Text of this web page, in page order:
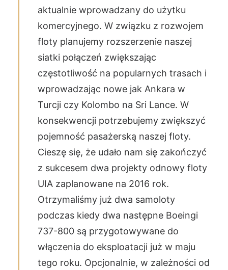
aktualnie wprowadzany do użytku
komercyjnego. W związku z rozwojem
floty planujemy rozszerzenie naszej
siatki połączeń zwiększając
częstotliwość na popularnych trasach i
wprowadzając nowe jak Ankara w
Turcji czy Kolombo na Sri Lance. W
konsekwencji potrzebujemy zwiększyć
pojemność pasażerską naszej floty.
Cieszę się, że udało nam się zakończyć
z sukcesem dwa projekty odnowy floty
UIA zaplanowane na 2016 rok.
Otrzymaliśmy już dwa samoloty
podczas kiedy dwa następne Boeingi
737-800 są przygotowywane do
włączenia do eksploatacji już w maju
tego roku. Opcjonalnie, w zależności od